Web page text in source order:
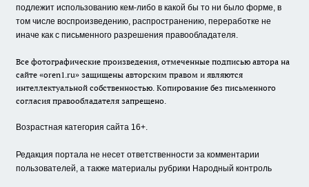
подлежит использованию кем-либо в какой бы то ни было форме, в
том числе воспроизведению, распространению, переработке не
иначе как с письменного разрешения правообладателя.
Все фотографические произведения, отмеченные подписью автора на
сайте «oren1.ru» защищены авторским правом и являются
интеллектуальной собственностью. Копирование без письменного
согласия правообладателя запрещено.
Возрастная категория сайта 16+.
Редакция портала не несет ответственности за комментарии
пользователей, а также материалы рубрики Народный контроль